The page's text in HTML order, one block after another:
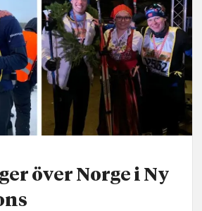
över Norge i Ny